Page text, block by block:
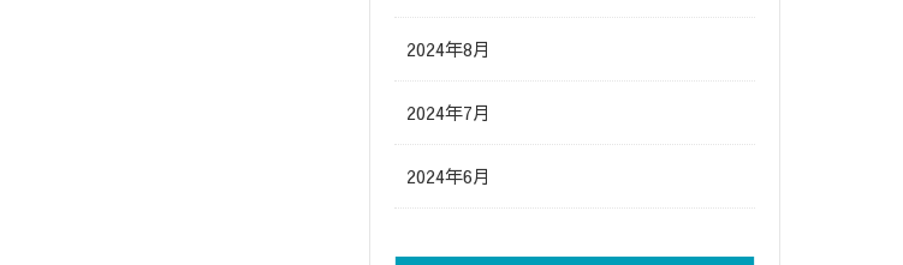
2024年8月
2024年7月
2024年6月